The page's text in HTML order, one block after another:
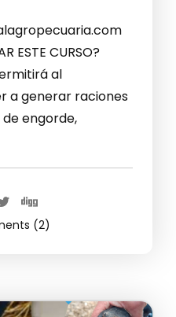
ESTE CURSO?
al
a generar raciones
engorde,
(2)